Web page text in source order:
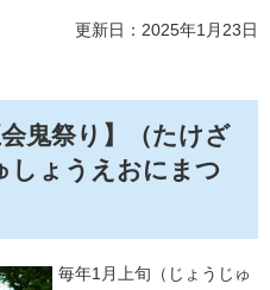
更新日：2025年1月23日
会鬼祭り】（たけざ
しょうえおにまつ
毎年1月上旬（じょうじゅ